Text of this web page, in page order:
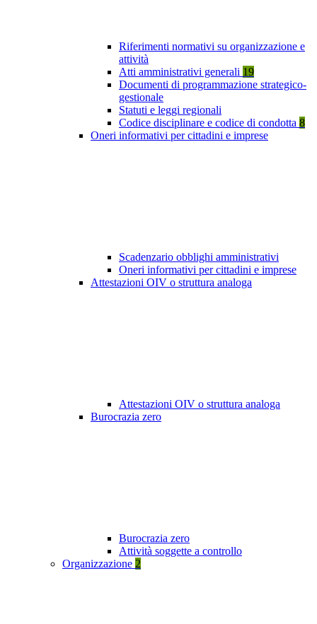
Riferimenti normativi su organizzazione e
attività
Atti amministrativi generali 19
Documenti di programmazione strategico-
gestionale
Statuti e leggi regionali
Codice disciplinare e codice di condotta 8
Oneri informativi per cittadini e imprese
Scadenzario obblighi amministrativi
Oneri informativi per cittadini e imprese
Attestazioni OIV o struttura analoga
Attestazioni OIV o struttura analoga
Burocrazia zero
Burocrazia zero
Attività soggette a controllo
Organizzazione 2